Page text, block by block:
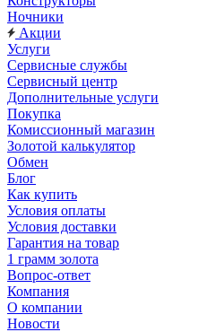
Ночники
Акции
Услуги
Сервисные службы
Сервисный центр
Дополнительные услуги
Покупка
Комиссионный магазин
Золотой калькулятор
Обмен
Блог
Как купить
Условия оплаты
Условия доставки
Гарантия на товар
1 грамм золота
Вопрос-ответ
Компания
О компании
Новости